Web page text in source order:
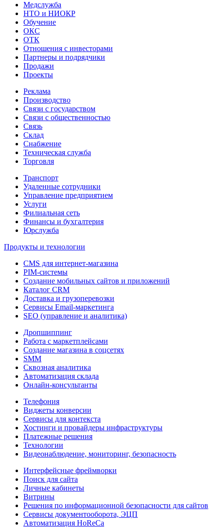
Медслужба
НТО и НИОКР
Обучение
ОКС
ОТК
Отношения с инвесторами
Партнеры и подрядчики
Продажи
Проекты
Реклама
Производство
Связи с государством
Связи с общественностью
Связь
Склад
Снабжение
Техническая служба
Торговля
Транспорт
Удаленные сотрудники
Управление предприятием
Услуги
Филиальная сеть
Финансы и бухгалтерия
Юрслужба
Продукты и технологии
CMS для интернет-магазина
PIM-системы
Создание мобильных сайтов и приложений
Каталог CRM
Доставка и грузоперевозки
Сервисы Email-маркетинга
SEO (управление и аналитика)
Дропшиппинг
Работа с маркетплейсами
Создание магазина в соцсетях
SMM
Сквозная аналитика
Автоматизация склада
Онлайн-консультанты
Телефония
Виджеты конверсии
Сервисы для контекста
Хостинги и провайдеры инфраструктуры
Платежные решения
Технологии
Видеонаблюдение, мониторинг, безопасность
Интерфейсные фреймворки
Поиск для сайта
Личные кабинеты
Витрины
Решения по информационной безопасности для сайтов
Сервисы документооборота, ЭЦП
Автоматизация HoReCa